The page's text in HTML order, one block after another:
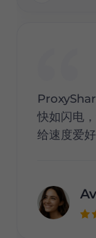
快如闪电
给速度爱好